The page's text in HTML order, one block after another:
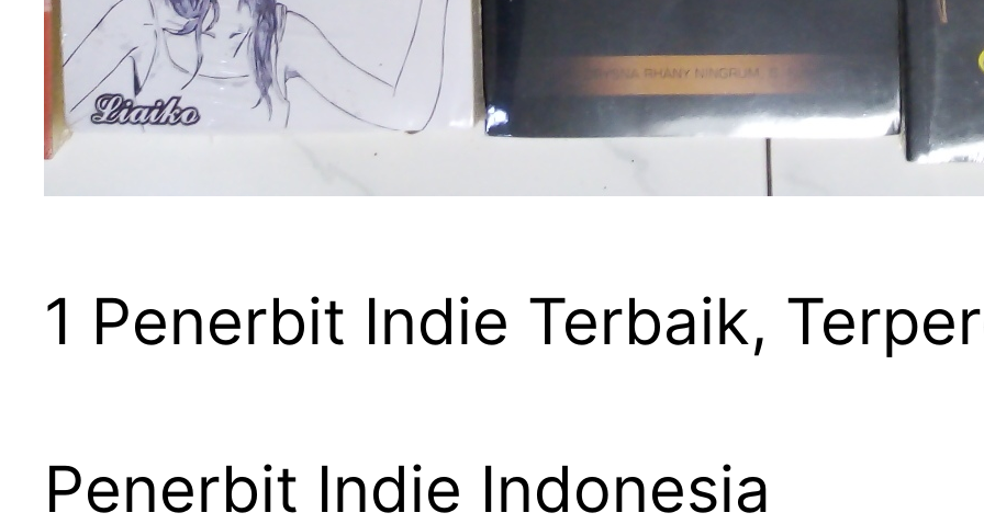
1 Penerbit Indie Terbaik,
Penerbit Indie Indonesia